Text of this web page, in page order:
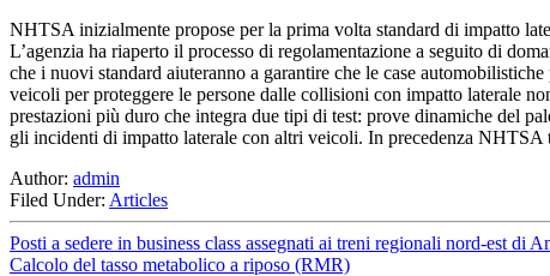
NHTSA inizialmente propose per la prima volta standard di impatto
L’agenzia ha riaperto il processo di regolamentazione a seguito di
che i nuovi standard aiuteranno a garantire che le case
veicoli per proteggere le persone dalle collisioni con impatto laterale
prestazioni più duro che integra due tipi di test: prove dinamiche del
gli incidenti di impatto laterale con altri veicoli. In precedenza NHTSA
Author: admin
Filed Under: Articles
Posti a sedere in business class assegnati ai treni regionali nord-est di
Calcolo del tasso metabolico a riposo (RMR)